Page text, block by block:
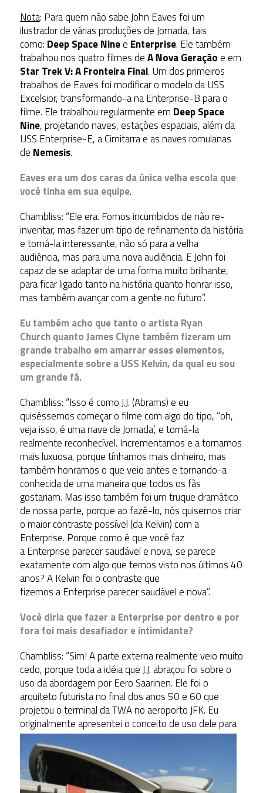
Nota: Para quem não sabe John Eaves foi um
ilustrador de várias produções de Jornada, tais
como: Deep Space Ninee Enterprise. Ele também
trabalhou nos quatro filmes deA Nova Geraçãoe em
Star Trek V: A Fronteira Final. Um dos primeiros
trabalhos de Eaves foi modificar o modelo da USS
Excelsior, transformando-a na Enterprise-B para o
filme. Ele trabalhou regularmente em Deep Space
Nine, projetando naves, estações espaciais, além da
USS Enterprise-E, a Cimitarra e as naves romulanas
de Nemesis.
Eaves era um dos caras da única velha escola que
você tinha em sua equipe.
Chambliss: “Ele era. Fomos incumbidos de não re-
inventar, mas fazer um tipo de refinamento da história
e torná-la interessante, não só para a velha
audiência, mas para uma nova audiência. E John foi
capaz de se adaptar de uma forma muito brilhante,
para ficar ligado tanto na história quanto honrar isso,
mas também avançar com a gente no futuro”.
Eu também acho que tanto o artista Ryan
Church quanto James Clyne também fizeram um
grande trabalho em amarrar esses elementos,
especialmente sobre a USS Kelvin, da qual eu sou
um grande fã.
Chambliss: “Isso é como J.J. (Abrams) e eu
quiséssemos começar o filme com algo do tipo, “oh,
veja isso, é uma nave de Jornada’, e torná-la
realmente reconhecível. Incrementamos e a tornamos
mais luxuosa, porque tínhamos mais dinheiro, mas
também honramos o que veio antes e tornando-a
conhecida de uma maneira que todos os fãs
gostariam. Mas isso também foi um truque dramático
de nossa parte, porque ao fazê-lo, nós quisemos criar
o maior contraste possível (da Kelvin) com a
Enterprise. Porque como é que você faz
a Enterprise parecer saudável e nova, se parece
exatamente com algo que temos visto nos últimos 40
anos? A Kelvin foi o contraste que
fizemos a Enterprise parecer saudável e nova”.
Você diria que fazer a Enterprise por dentro e por
fora foi mais desafiador e intimidante?
Chambliss: “Sim! A parte externa realmente veio muito
cedo, porque toda a idéia que J.J. abraçou foi sobre o
uso da abordagem por Eero Saarinen. Ele foi o
arquiteto futurista no final dos anos 50 e 60 que
projetou o terminal da TWA no aeroporto JFK. Eu
originalmente apresenteio conceito de uso dele para